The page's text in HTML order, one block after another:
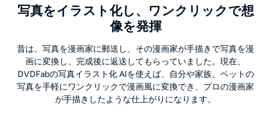
写真をイラスト化し、ワンクリックで想
像を発揮
昔は、写真を漫画家に郵送し、その漫画家が手描きで写真を漫
画に変換し、完成後に返送してもらっていました。現在、
DVDFabの写真イラスト化 AIを使えば、自分や家族、ペットの
写真を手軽にワンクリックで漫画風に変換でき、プロの漫画家
が手描きしたような仕上がりになります。